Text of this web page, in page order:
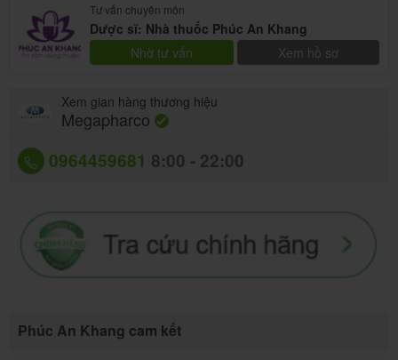
Tư vấn chuyên môn
Dược sĩ: Nhà thuốc Phúc An Khang
Nhờ tư vấn
Xem hồ sơ
0964459681 8:00 - 22:00
Xem gian hàng thương hiệu
Megapharco
Phúc An Khang cam kết